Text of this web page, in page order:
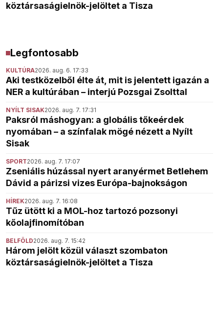
köztársaságielnök-jelöltet a Tisza
Legfontosabb
KULTÚRA2026. aug. 6. 17:33
Aki testközelből élte át, mit is jelentett igazán a
NER a kultúrában – interjú Pozsgai Zsolttal
NYÍLT SISAK2026. aug. 7. 17:31
Paksról máshogyan: a globális tőkeérdek
nyomában – a színfalak mögé nézett a Nyílt
Sisak
SPORT2026. aug. 7. 17:07
Zseniális húzással nyert aranyérmet Betlehem
Dávid a párizsi vizes Európa-bajnokságon
HÍREK2026. aug. 7. 16:08
Tűz ütött ki a MOL-hoz tartozó pozsonyi
kőolajfinomítóban
BELFÖLD2026. aug. 7. 15:42
Három jelölt közül választ szombaton
köztársaságielnök-jelöltet a Tisza